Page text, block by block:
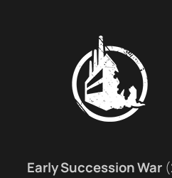
Early Succession War